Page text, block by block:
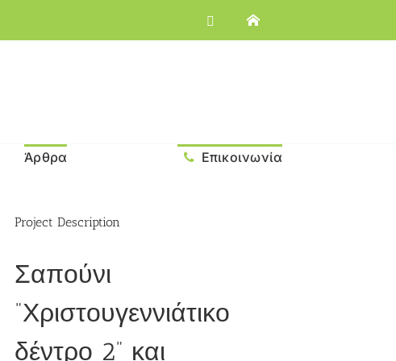
Άρθρα Επικοινωνία
Project Description
Σαπούνι
”Χριστουγεννιάτικο
δέντρο 2” και